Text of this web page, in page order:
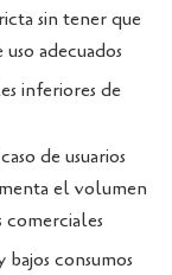
sin tener que
adecuados
inferiores de
de usuarios
el volumen
bajos consumos